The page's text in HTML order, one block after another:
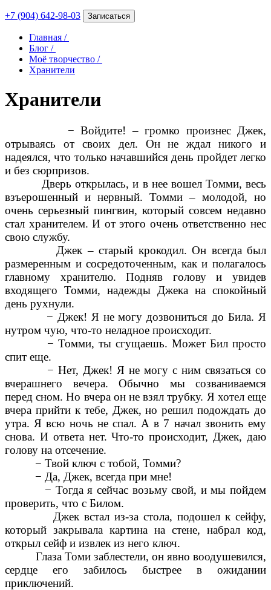
+7 (904) 642-98-03 Записаться
Главная /
Блог /
Моё творчество /
Хранители
Хранители
− Войдите! – громко произнес Джек,
отрываясь от своих дел. Он не ждал никого и
надеялся, что только начавшийся день пройдет легко
и без сюрпризов.
Дверь открылась, и в нее вошел Томми, весь
взъерошенный и нервный. Томми – молодой, но
очень серьезный пингвин, который совсем недавно
стал хранителем. И от этого очень ответственно нес
свою службу.
Джек – старый крокодил. Он всегда был
размеренным и сосредоточенным, как и полагалось
главному хранителю. Подняв голову и увидев
входящего Томми, надежды Джека на спокойный
день рухнули.
− Джек! Я не могу дозвониться до Била. Я
нутром чую, что-то неладное происходит.
− Томми, ты сгущаешь. Может Бил просто
спит еще.
− Нет, Джек! Я не могу с ним связаться со
вчерашнего вечера. Обычно мы созваниваемся
перед сном. Но вчера он не взял трубку. Я хотел еще
вчера прийти к тебе, Джек, но решил подождать до
утра. Я всю ночь не спал. А в 7 начал звонить ему
снова. И ответа нет. Что-то происходит, Джек, даю
голову на отсечение.
− Твой ключ с тобой, Томми?
− Да, Джек, всегда при мне!
− Тогда я сейчас возьму свой, и мы пойдем
проверить, что с Билом.
Джек встал из-за стола, подошел к сейфу,
который закрывала картина на стене, набрал код,
открыл сейф и извлек из него ключ.
Глаза Томи заблестели, он явно воодушевился,
сердце его забилось быстрее в ожидании
приключений.